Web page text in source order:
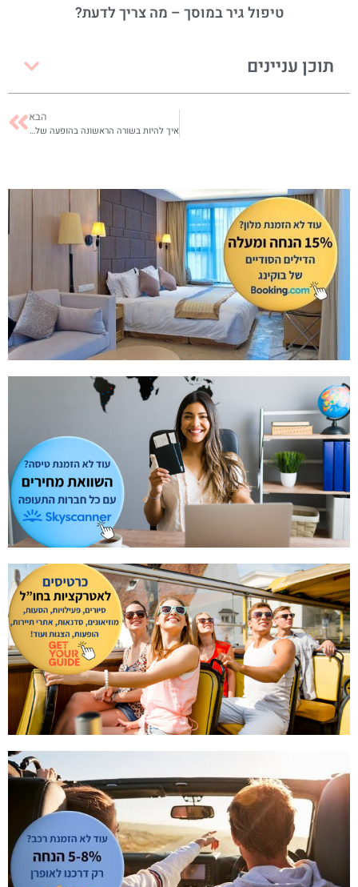
טיפול גיר במוסך – מה צריך לדעת?
תוכן עניינים
הבא
איך להיות בשורה הראשונה בהופעה של הלהקה האהובה עליך?